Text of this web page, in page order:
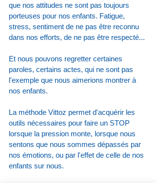
que nos attitudes ne sont pas toujours
porteuses pour nos enfants. Fatigue,
stress, sentiment de ne pas être reconnu
dans nos efforts, de ne pas être respecté...
Et nous pouvons regretter certaines
paroles, certains actes, qui ne sont pas
l'exemple que nous aimerions montrer à
nos enfants.
La méthode Vittoz permet d'acquérir les
outils nécessaires pour faire un STOP
lorsque la pression monte, lorsque nous
sentons que nous sommes dépassés par
nos émotions, ou par l'effet de celle de nos
enfants sur nous.